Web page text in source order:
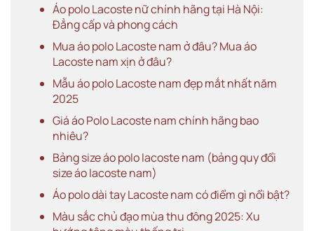
Áo polo Lacoste nữ chính hãng tại Hà Nội:
Đẳng cấp và phong cách
Mua áo polo Lacoste nam ở đâu? Mua áo
Lacoste nam xịn ở đâu?
Mẫu áo polo Lacoste nam đẹp mắt nhất năm
2025
Giá áo Polo Lacoste nam chính hãng bao
nhiêu?
Bảng size áo polo lacoste nam (bảng quy đổi
size áo lacoste nam)
Áo polo dài tay Lacoste nam có điểm gì nổi bật?
Màu sắc chủ đạo mùa thu đông 2025: Xu